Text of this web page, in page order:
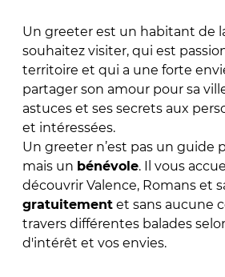
Un greeter est un habitant de
souhaitez visiter, qui est
territoire et qui a une forte
partager son amour pour sa
astuces et ses secrets aux
et intéressées.
Un greeter n’est pas un guide
mais un bénévole. Il vous
découvrir Valence, Romans et
gratuitementet sans aucune
travers différentes balades
d'intérêt et vos envies.